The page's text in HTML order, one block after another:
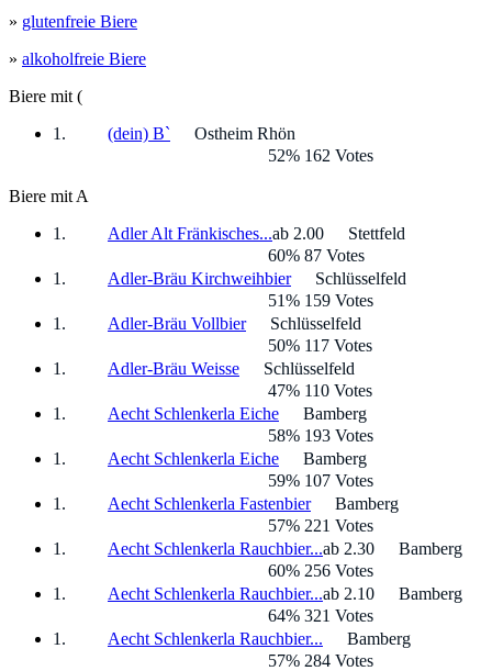
» glutenfreie Biere
» alkoholfreie Biere
Biere mit (
(dein) B`
Ostheim Rhön
52% 162 Votes
Biere mit A
Adler Alt Fränkisches...ab 2.00
Stettfeld
60% 87 Votes
Adler-Bräu Kirchweihbier
Schlüsselfeld
51% 159 Votes
Adler-Bräu Vollbier
Schlüsselfeld
50% 117 Votes
Adler-Bräu Weisse
Schlüsselfeld
47% 110 Votes
Aecht Schlenkerla Eiche
Bamberg
58% 193 Votes
Aecht Schlenkerla Eiche
Bamberg
59% 107 Votes
Aecht Schlenkerla Fastenbier
Bamberg
57% 221 Votes
Aecht Schlenkerla Rauchbier...ab 2.30
Bamberg
60% 256 Votes
Aecht Schlenkerla Rauchbier...ab 2.10
Bamberg
64% 321 Votes
Aecht Schlenkerla Rauchbier...
Bamberg
57% 284 Votes